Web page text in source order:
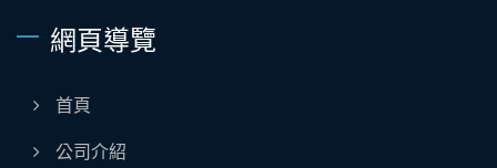
網頁導覽
首頁
公司介紹